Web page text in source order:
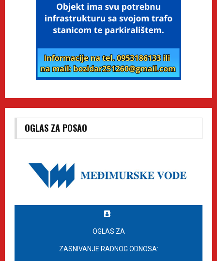
OGLAS ZA POSAO
OGLAS ZA
ZASNIVANJE RADNOG ODNOSA: